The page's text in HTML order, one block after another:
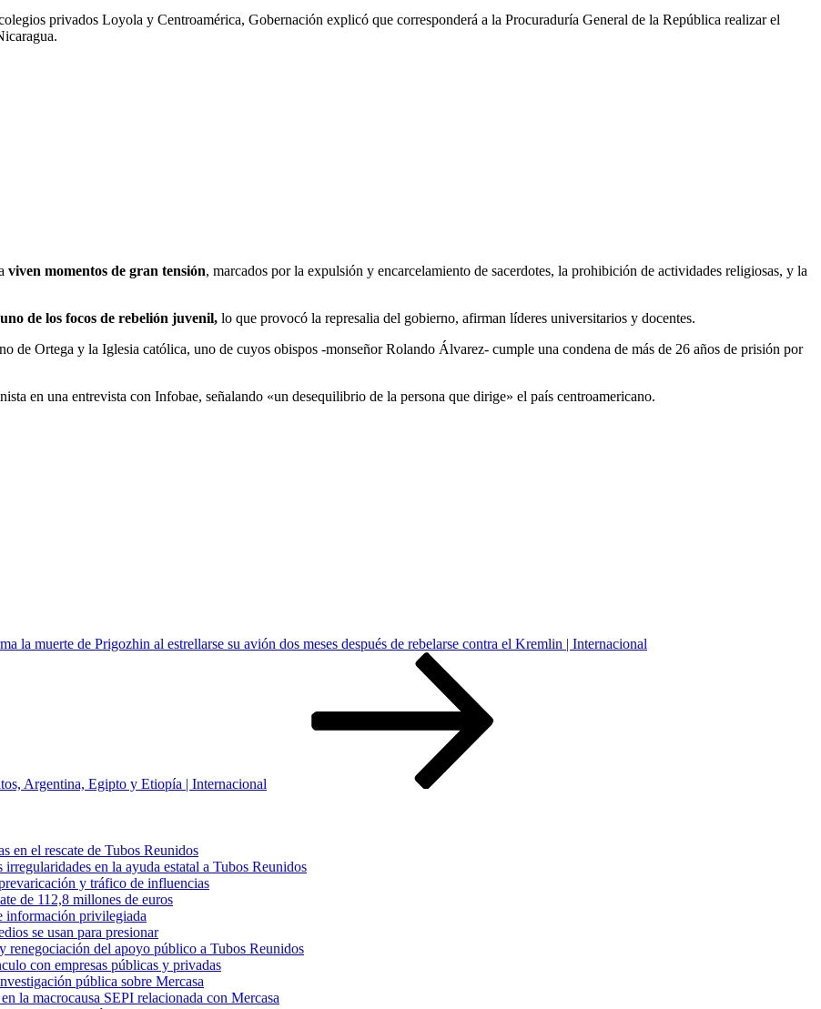
privados Loyola y Centroamérica, Gobernación explicó que corresponderá a la Procuraduría General de la República realizar el
viven momentos de gran tensión, marcados por la expulsión y encarcelamiento de sacerdotes, la prohibición de actividades religiosas, y la
de los focos de rebelión juvenil, lo que provocó la represalia del gobierno, afirman líderes universitarios y docentes.
de Ortega y la Iglesia católica, uno de cuyos obispos -monseñor Rolando Álvarez- cumple una condena de más de 26 años de prisión por
en una entrevista con Infobae, señalando «un desequilibrio de la persona que dirige» el país centroamericano.
la muerte de Prigozhin al estrellarse su avión dos meses después de rebelarse contra el Kremlin | Internacional
Argentina, Egipto y Etiopía | Internacional
en el rescate de Tubos Reunidos
en la ayuda estatal a Tubos Reunidos
y tráfico de influencias
de 112,8 millones de euros
información privilegiada
se usan para presionar
del apoyo público a Tubos Reunidos
con empresas públicas y privadas
pública sobre Mercasa
la macrocausa SEPI relacionada con Mercasa